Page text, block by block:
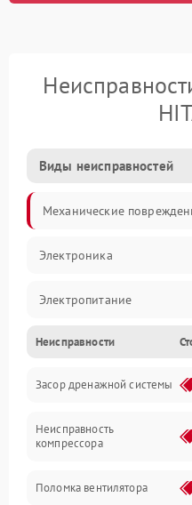
Виды неисправностей
Механические
Электроника
Электропитание
Вентиляция
Холод
Обогрев
Неисправности
Засор дренажной системы
Неисправность
компрессора
Поломка вентилятора